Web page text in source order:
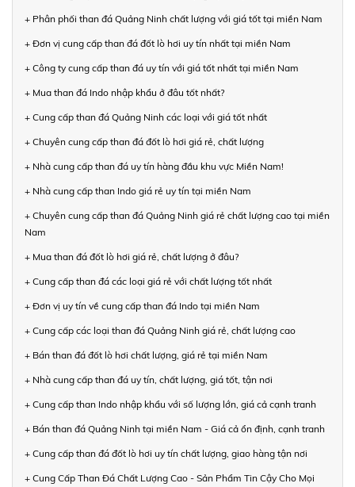
+ Phân phối than đá Quảng Ninh chất lượng với giá tốt tại miền Nam
+ Đơn vị cung cấp than đá đốt lò hơi uy tín nhất tại miền Nam
+ Công ty cung cấp than đá uy tín với giá tốt nhất tại miền Nam
+ Mua than đá Indo nhập khẩu ở đâu tốt nhất?
+ Cung cấp than đá Quảng Ninh các loại với giá tốt nhất
+ Chuyên cung cấp than đá đốt lò hơi giá rẻ, chất lượng
+ Nhà cung cấp than đá uy tín hàng đầu khu vực Miền Nam!
+ Nhà cung cấp than Indo giá rẻ uy tín tại miền Nam
+ Chuyên cung cấp than đá Quảng Ninh giá rẻ chất lượng cao tại miền
Nam
+ Mua than đá đốt lò hơi giá rẻ, chất lượng ở đâu?
+ Cung cấp than đá các loại giá rẻ với chất lượng tốt nhất
+ Đơn vị uy tín về cung cấp than đá Indo tại miền Nam
+ Cung cấp các loại than đá Quảng Ninh giá rẻ, chất lượng cao
+ Bán than đá đốt lò hơi chất lượng, giá rẻ tại miền Nam
+ Nhà cung cấp than đá uy tín, chất lượng, giá tốt, tận nơi
+ Cung cấp than Indo nhập khẩu với số lượng lớn, giá cả cạnh tranh
+ Bán than đá Quảng Ninh tại miền Nam - Giá cả ổn định, cạnh tranh
+ Cung cấp than đá đốt lò hơi uy tín chất lượng, giao hàng tận nơi
+ Cung Cấp Than Đá Chất Lượng Cao - Sản Phẩm Tin Cậy Cho Mọi